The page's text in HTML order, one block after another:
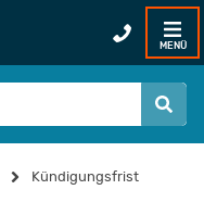
MENÜ
Kündigungsfrist